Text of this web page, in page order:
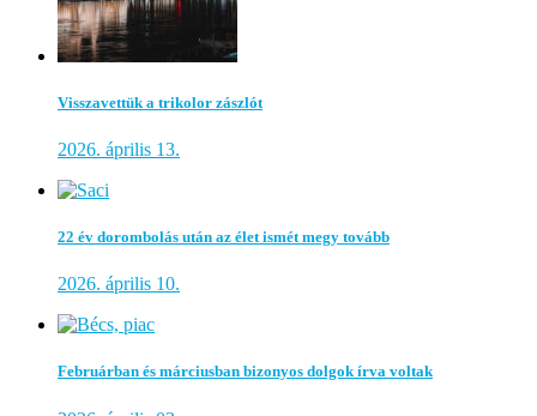
Visszavettük a trikolor zászlót
2026. április 13.
22 év dorombolás után az élet ismét megy tovább
2026. április 10.
Februárban és márciusban bizonyos dolgok írva voltak